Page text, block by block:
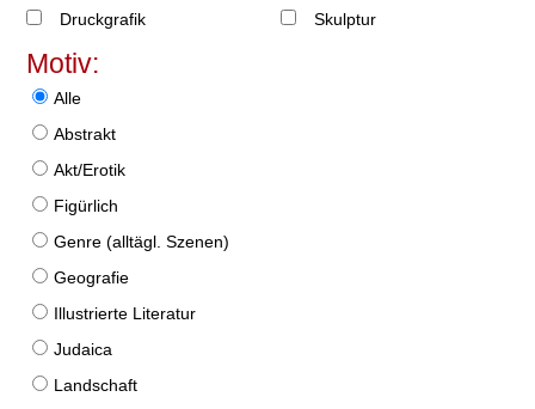
Druckgrafik
Skulptur
Motiv:
Alle
Abstrakt
Akt/Erotik
Figürlich
Genre (alltägl. Szenen)
Geografie
Illustrierte Literatur
Judaica
Landschaft